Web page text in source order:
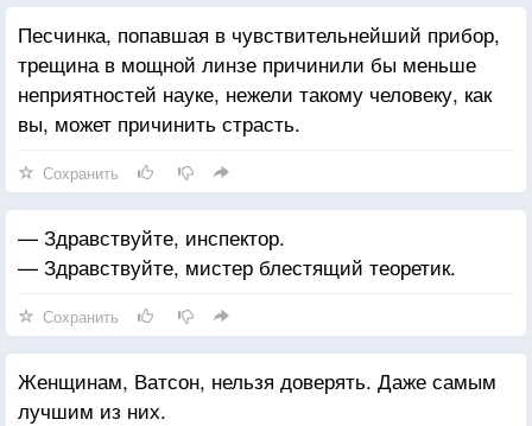
Песчинка, попавшая в чувствительнейший прибор,
трещина в мощной линзе причинили бы меньше
неприятностей науке, нежели такому человеку, как
вы, может причинить страсть.
Сохранить
— Здравствуйте, инспектор.
— Здравствуйте, мистер блестящий теоретик.
Сохранить
Женщинам, Ватсон, нельзя доверять. Даже самым
лучшим из них.